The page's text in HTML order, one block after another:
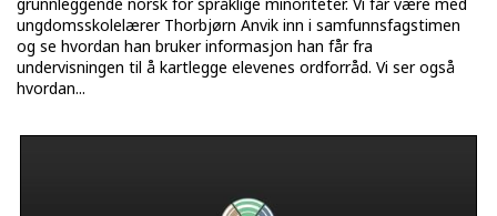
ungdomsskolelærer Thorbjørn Anvik inn i samfunnsfagstimen
og se hvordan han bruker informasjon han får fra
undervisningen til å kartlegge elevenes ordforråd. Vi ser også
hvordan...